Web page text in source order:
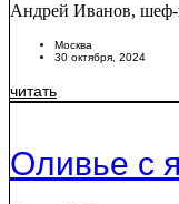
Андрей Иванов, шеф-
Москва
30 октября, 2024
читать
Оливье с